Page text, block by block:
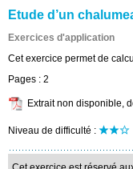
Etude d’un
Exercices d'application
Cet exercice permet de
Pages : 2
Extrait non disponible,
Niveau de difficulté :